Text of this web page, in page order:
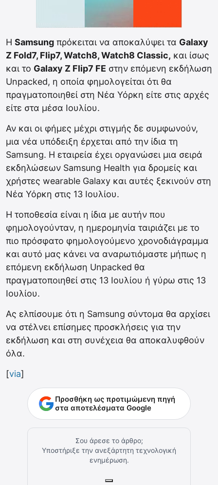
Η Samsung πρόκειται να αποκαλύψει τα Galaxy
Z Fold7, Flip7, Watch8, Watch8 Classic, και ίσως
και το Galaxy Z Flip7 FE στην επόμενη εκδήλωση
Unpacked, η οποία φημολογείται ότι θα
πραγματοποιηθεί στη Νέα Υόρκη είτε στις αρχές
είτε στα μέσα Ιουλίου.
Αν και οι φήμες μέχρι στιγμής δε συμφωνούν,
μια νέα υπόδειξη έρχεται από την ίδια τη
Samsung. Η εταιρεία έχει οργανώσει μια σειρά
εκδηλώσεων Samsung Health για δρομείς και
χρήστες wearable Galaxy και αυτές ξεκινούν στη
Νέα Υόρκη στις 13 Ιουλίου.
Η τοποθεσία είναι η ίδια με αυτήν που
φημολογούνταν, η ημερομηνία ταιριάζει με το
πιο πρόσφατο φημολογούμενο χρονοδιάγραμμα
και αυτό μας κάνει να αναρωτιόμαστε μήπως η
επόμενη εκδήλωση Unpacked θα
πραγματοποιηθεί στις 13 Ιουλίου ή γύρω στις 13
Ιουλίου.
Ας ελπίσουμε ότι η Samsung σύντομα θα αρχίσει
να στέλνει επίσημες προσκλήσεις για την
εκδήλωση και στη συνέχεια θα αποκαλυφθούν
όλα.
[via]
Προσθήκη ως προτιμώμενη πηγή
στα αποτελέσματα Google
Σου άρεσε το άρθρο;
Υποστήριξε την ανεξάρτητη τεχνολογική
ενημέρωση.